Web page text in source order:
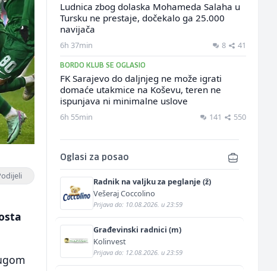
Ludnica zbog dolaska Mohameda Salaha u
Tursku ne prestaje, dočekalo ga 25.000
navijača
6h 37min 8 41
BORDO KLUB SE OGLASIO
FK Sarajevo do daljnjeg ne može igrati
domaće utakmice na Koševu, teren ne
ispunjava ni minimalne uslove
6h 55min 141 550
Oglasi za posao
Radnik na valjku za peglanje (ž)
Vešeraj Coccolino
Prijava do: 10.08.2026. u 23:59
Građevinski radnici (m)
Kolinvest
Prijava do: 12.08.2026. u 23:59